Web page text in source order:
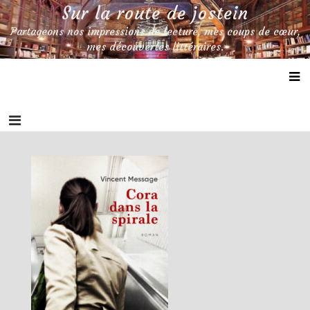
Skip
to
content
Sur la route de jostein
Partageons nos impressions de lecture, mes coups de cœur,
mes découvertes littéraires.